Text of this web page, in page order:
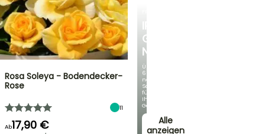
IRIS
GERMANICA
NEUHEITEN
Über
60
neue
Sorten
für
Ihren
Garten!
Alle
anzeigen
Rosa Soleya - Bodendecker-
Rose
11
Ab17,90 €